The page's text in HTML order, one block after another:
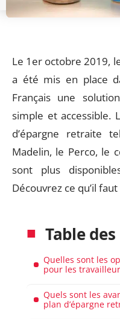
Le 1er octobre 2019,
a été mis en place
Français une
simple et accessible.
d’épargne retraite
Madelin, le Perco, le
sont plus
Découvrez ce qu’il
Table
Quelles sont les
pour les
Quels sont les
plan d’épargne